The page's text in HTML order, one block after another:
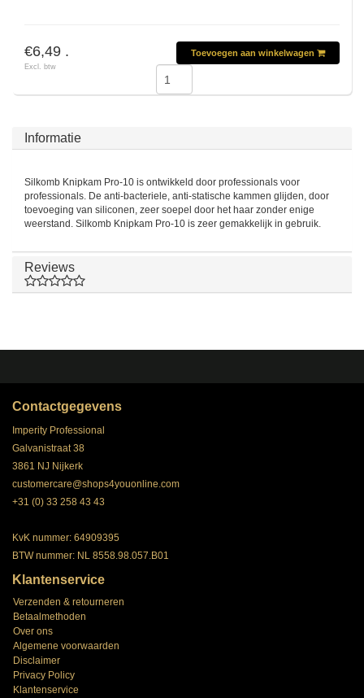
€6,49 .
Excl. btw
Toevoegen aan winkelwagen
Informatie
Silkomb Knipkam Pro-10 is ontwikkeld door professionals voor
professionals. De anti-bacteriele, anti-statische kammen glijden, door
toevoeging van siliconen, zeer soepel door het haar zonder enige
weerstand. Silkomb Knipkam Pro-10 is zeer gemakkelijk in gebruik.
Reviews
Contactgegevens
Imperity Professional
Galvanistraat 38
3861 NJ Nijkerk
customercare@shops4youonline.com
+31 (0) 33 258 43 43
KvK nummer: 64909395
BTW nummer: NL 8558.98.057.B01
Klantenservice
Verzenden & retourneren
Betaalmethoden
Over ons
Algemene voorwaarden
Disclaimer
Privacy Policy
Klantenservice